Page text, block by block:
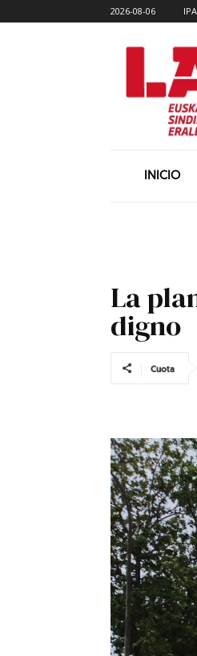
2026-08-06
INICIO
La
digno
Cuota